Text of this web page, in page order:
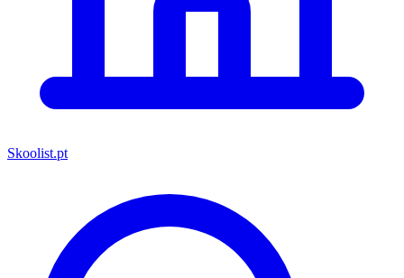
Skoolist.pt